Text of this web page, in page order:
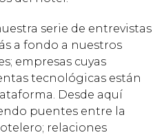
serie de entrevistas
a fondo a nuestros
empresas cuyas
tecnológicas están
Desde aquí
puentes entre la
relaciones